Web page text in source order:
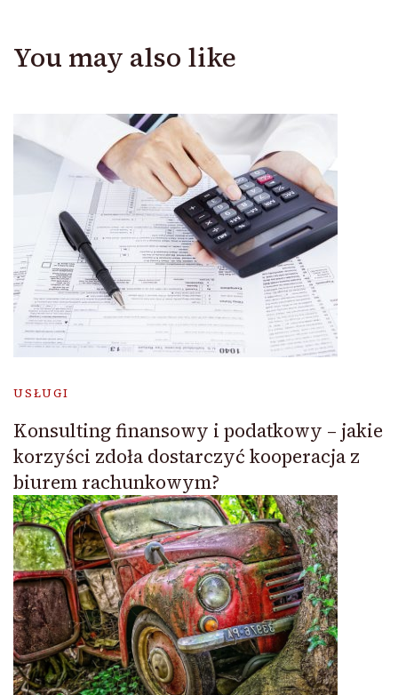
You may also like
USŁUGI
Konsulting finansowy i podatkowy – jakie
korzyści zdoła dostarczyć kooperacja z
biurem rachunkowym?